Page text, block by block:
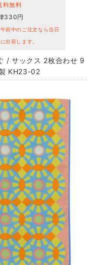
料無料
330円
前中のご注文なら当日
出荷します。
/ サックス 2枚合わせ 9
KH23-02